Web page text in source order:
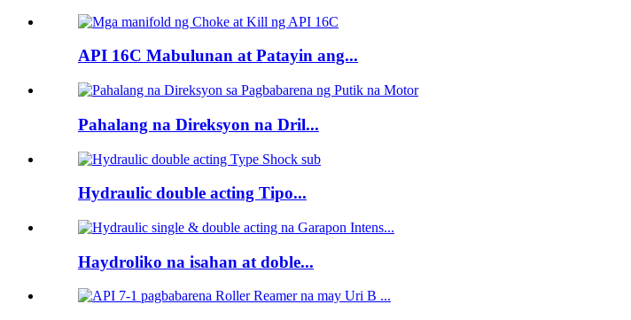
API 16C Mabulunan at Patayin ang...
Pahalang na Direksyon na Dril...
Hydraulic double acting Tipo...
Haydroliko na isahan at doble...